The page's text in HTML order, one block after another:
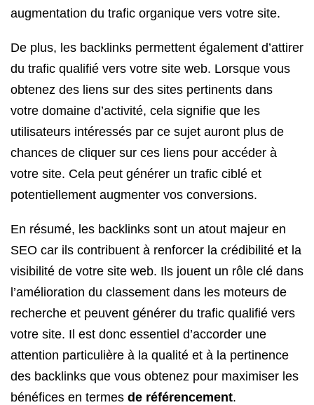
augmentation du trafic organique vers votre site.
De plus, les backlinks permettent également d’attirer
du trafic qualifié vers votre site web. Lorsque vous
obtenez des liens sur des sites pertinents dans
votre domaine d’activité, cela signifie que les
utilisateurs intéressés par ce sujet auront plus de
chances de cliquer sur ces liens pour accéder à
votre site. Cela peut générer un trafic ciblé et
potentiellement augmenter vos conversions.
En résumé, les backlinks sont un atout majeur en
SEO car ils contribuent à renforcer la crédibilité et la
visibilité de votre site web. Ils jouent un rôle clé dans
l’amélioration du classement dans les moteurs de
recherche et peuvent générer du trafic qualifié vers
votre site. Il est donc essentiel d’accorder une
attention particulière à la qualité et à la pertinence
des backlinks que vous obtenez pour maximiser les
bénéfices en termes de référencement.